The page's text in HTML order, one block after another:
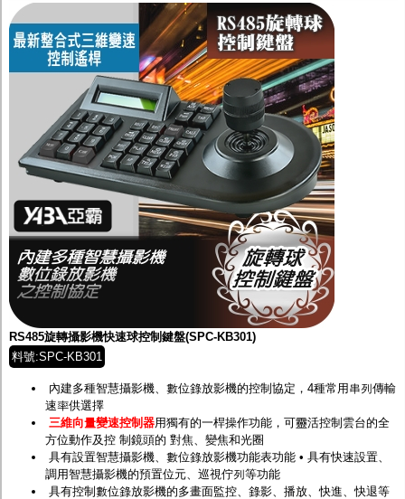
RS485旋轉攝影機快速球控制鍵盤(SPC-KB301)
料號:SPC-KB301
內建多種智慧攝影機、數位錄放影機的控制協定，4種常用串列傳輸
速率供選擇
三維向量變速控制器用獨有的一桿操作功能，可靈活控制雲台的全
方位動作及控 制鏡頭的 對焦、變焦和光圈
具有設置智慧攝影機、數位錄放影機功能表功能 • 具有快速設置、
調用智慧攝影機的預置位元、巡視佇列等功能
具有控制數位錄放影機的多畫面監控、錄影、播放、快進、快退等